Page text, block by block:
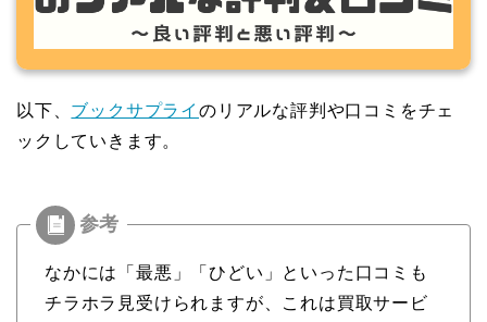
以下、 ブックサプライのリアルな評判や口コミをチェ
ックしていきます。
なかには「最悪」「ひどい」といった口コミも
チラホラ見受けられますが、これは買取サービ